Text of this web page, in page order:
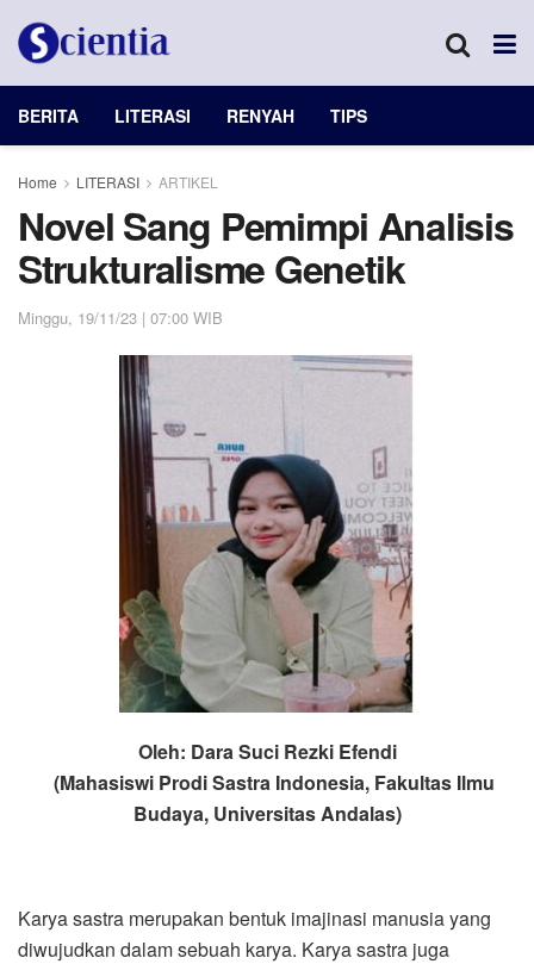
BERITA LITERASI RENYAH TIPS
Home LITERASI ARTIKEL
Novel Sang Pemimpi Analisis
Strukturalisme Genetik
Minggu, 19/11/23 | 07:00 WIB
Oleh: Dara Suci Rezki Efendi
(Mahasiswi Prodi Sastra Indonesia, Fakultas Ilmu
Budaya, Universitas Andalas)
Karya sastra merupakan bentuk imajinasi manusia yang
diwujudkan dalam sebuah karya. Karya sastra juga